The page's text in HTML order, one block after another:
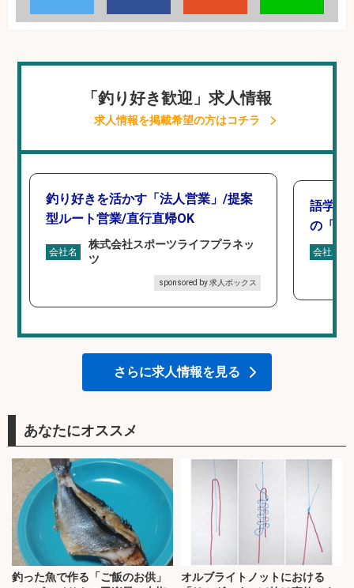
「釣り好き歓迎」求人情報
求人情報を掲載希望の方はコチラ
釣り好きを活かす「法人営業」/提案
型ルート営業/直行直帰OK
会社名
株式会社スポーツライフプラネッ
ツ
sponsored by 求人ボックス
語学力
の「海
会社名
さらに求人情報を見る
あなたにオススメ
釣った魚で作る「ご飯のお供」
オルブライトノットにおける